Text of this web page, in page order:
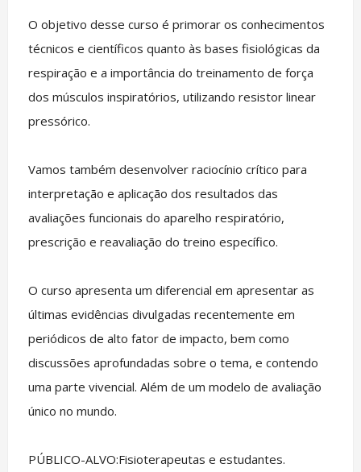
O objetivo desse curso é primorar os conhecimentos
técnicos e científicos quanto às bases fisiológicas da
respiração e a importância do treinamento de força
dos músculos inspiratórios, utilizando resistor linear
pressórico.
Vamos também desenvolver raciocínio crítico para
interpretação e aplicação dos resultados das
avaliações funcionais do aparelho respiratório,
prescrição e reavaliação do treino específico.
O curso apresenta um diferencial em apresentar as
últimas evidências divulgadas recentemente em
periódicos de alto fator de impacto, bem como
discussões aprofundadas sobre o tema, e contendo
uma parte vivencial. Além de um modelo de avaliação
único no mundo.
PÚBLICO-ALVO:Fisioterapeutas e estudantes.